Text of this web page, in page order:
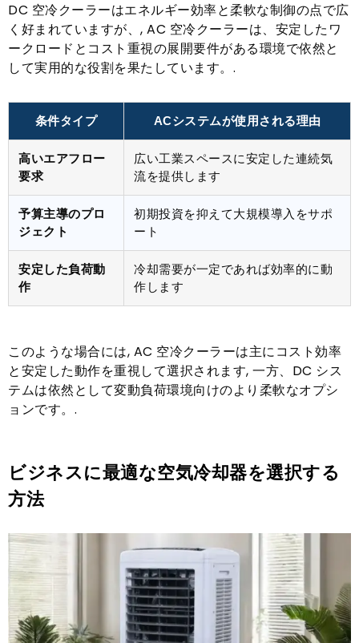
DC 空冷クーラーはエネルギー効率と柔軟な制御の点で広
く好まれていますが、, AC 空冷クーラーは、安定したワ
ークロードとコスト重視の展開要件がある環境で依然と
して実用的な役割を果たしています。.
条件タイプ ACシステムが使用される理由
高いエアフロー
要求
広い工業スペースに安定した連続気
流を提供します
予算主導のプロ
ジェクト
初期投資を抑えて大規模導入をサポ
ート
安定した負荷動
作
冷却需要が一定であれば効率的に動
作します
このような場合には, AC 空冷クーラーは主にコスト効率
と安定した動作を重視して選択されます, 一方、DC シス
テムは依然として変動負荷環境向けのより柔軟なオプシ
ョンです。.
ビジネスに最適な空気冷却器を選択する
方法